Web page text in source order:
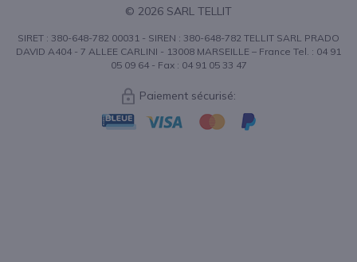
© 2026 SARL TELLIT
SIRET : 380-648-782 00031 - SIREN : 380-648-782 TELLIT SARL PRADO
DAVID A404 - 7 ALLEE CARLINI - 13008 MARSEILLE – France Tel. : 04 91
05 09 64 - Fax : 04 91 05 33 47
Paiement sécurisé: